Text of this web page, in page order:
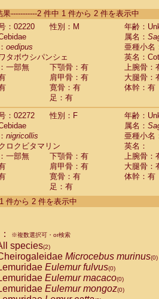
Saguinus labiatus(0)
Saguinus leucopus (0)
Saguinus nigricollis (1)
Saguinus oedipus
Saguinus weddelli
Saguinusspp.
Aotus trivirgatus
Cebus albifrons
Cebus capucinus
Cebus nigrivittatus
Cebusspp.(0)
Saimiri boliviensis
Saimiri sciureus
Alouatta caraya
Alouatta fusca
Alouatta seniculus
Ateles belzebuth
Ateles geoffroyi
Ateles paniscus(0)
Atelesspp. (0)
Lagothrix lagothricha
Lagothrix lagothricha cana
Cacajao calvus
果-----------2 件中 1 件から 2 件を表示中
：02220
性別：M
年齢：
属名：
oedipus
亜種小名
タボウシパンシェ
英名：
一部無
下顎骨：有
上腕骨：
肩甲骨：有
大腿骨：
寛骨：有
体幹：有
足：有
：02272
性別：F
年齢：
属名：
nigricollis
亜種小名
ロクビタマリン
英名：
一部無
下顎骨：有
上腕骨：
肩甲骨：有
大腿骨：
寛骨：有
体幹：有
足：有
件から 2 件を表示中
※複数選択可・or検索
species(2)
Microcebus murinus(0)
Eulemur fulvus(0)
Eulemur macaco(0)
Eulemur mongoz(0)